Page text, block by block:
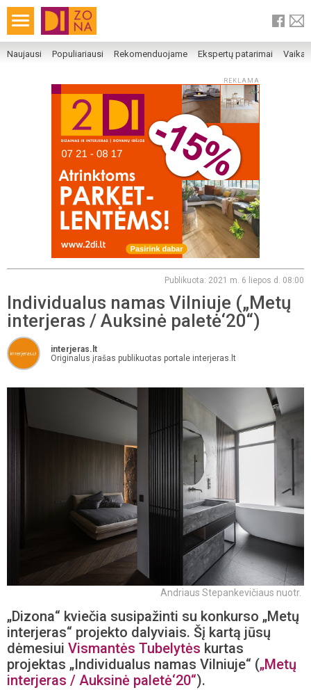
Naujausi Populiariausi Rekomenduojame Ekspertų patarimai
REKLAMA
Publikuota: 2021 m. 6 liepos d. 08:00
Individualus namas Vilniuje („Metų
interjeras / Auksinė paletė‘20“)
interjeras.lt
Originalus įrašas publikuotas portale interjeras.lt
Andriaus Stepankevičiaus nuotr.
„Dizona“ kviečia susipažinti su konkurso „Metų
interjeras“ projekto dalyviais. Šį kartą jūsų
dėmesiui Vismantės Tubelytės kurtas
projektas „Individualus namas Vilniuje“ („Metų
interjeras / Auksinė paletė‘20“).